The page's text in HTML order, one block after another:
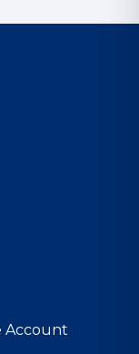
Account